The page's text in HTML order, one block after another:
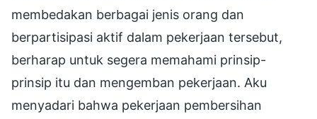
membedakan berbagai jenis orang dan
berpartisipasi aktif dalam pekerjaan tersebut,
berharap untuk segera memahami prinsip-
prinsip itu dan mengemban pekerjaan. Aku
menyadari bahwa pekerjaan pembersihan